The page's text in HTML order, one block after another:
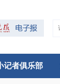
记者俱乐部